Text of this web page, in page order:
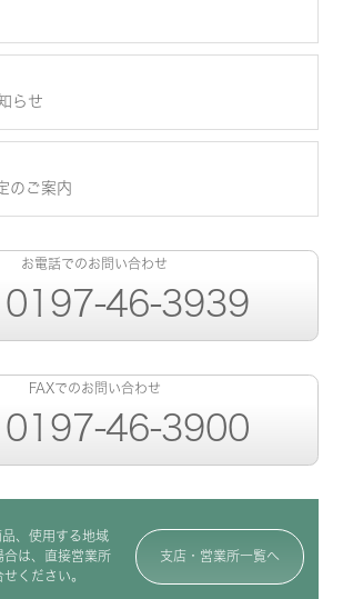
らせ
のご案内
お電話でのお問い合わせ
0197-46-3939
FAXでのお問い合わせ
0197-46-3900
、使用する地域
合は、直接営業所
ください。
支店・営業所一覧へ